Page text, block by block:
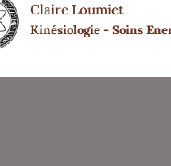
Claire Loumiet
Kinésiologie - Soins